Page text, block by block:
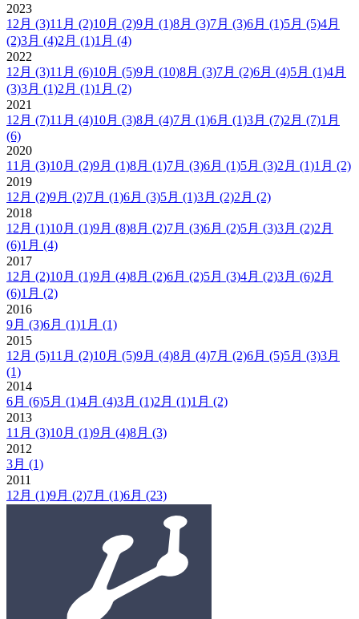
2023
12月 (3)11月 (2)10月 (2)9月 (1)8月 (3)7月 (3)6月 (1)5月 (5)4月
(2)3月 (4)2月 (1)1月 (4)
2022
12月 (3)11月 (6)10月 (5)9月 (10)8月 (3)7月 (2)6月 (4)5月 (1)4月
(3)3月 (1)2月 (1)1月 (2)
2021
12月 (7)11月 (4)10月 (3)8月 (4)7月 (1)6月 (1)3月 (7)2月 (7)1月
(6)
2020
11月 (3)10月 (2)9月 (1)8月 (1)7月 (3)6月 (1)5月 (3)2月 (1)1月 (2)
2019
12月 (2)9月 (2)7月 (1)6月 (3)5月 (1)3月 (2)2月 (2)
2018
12月 (1)10月 (1)9月 (8)8月 (2)7月 (3)6月 (2)5月 (3)3月 (2)2月
(6)1月 (4)
2017
12月 (2)10月 (1)9月 (4)8月 (2)6月 (2)5月 (3)4月 (2)3月 (6)2月
(6)1月 (2)
2016
9月 (3)6月 (1)1月 (1)
2015
12月 (5)11月 (2)10月 (5)9月 (4)8月 (4)7月 (2)6月 (5)5月 (3)3月
(1)
2014
6月 (6)5月 (1)4月 (4)3月 (1)2月 (1)1月 (2)
2013
11月 (3)10月 (1)9月 (4)8月 (3)
2012
3月 (1)
2011
12月 (1)9月 (2)7月 (1)6月 (23)